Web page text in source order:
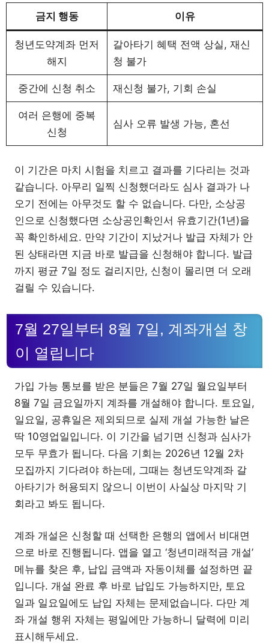
금지 행동 이유
청년도약계좌 먼저
해지
갈아타기 혜택 전액 상실, 재신
청 불가
중간에 신청 취소 재신청 불가, 기회 손실
여러 은행에 중복
신청
심사 오류 발생 가능, 혼선
이 기간은 마치 시험을 치르고 결과를 기다리는 것과
같습니다. 아무리 일찍 신청했더라도 심사 결과가 나
오기 전에는 아무것도 할 수 없습니다. 다만, 소상공
인으로 신청했다면 소상공인확인서 유효기간(1년)을
꼭 확인하세요. 만약 기간이 지났거나 발급 자체가 안
된 상태라면 지금 바로 발급을 신청해야 합니다. 발급
까지 평균 7일 정도 걸리지만, 신청이 몰리면 더 오래
걸릴 수 있습니다.
7월 27일부터 8월 7일, 계좌개설 창
이 열립니다
가입 가능 통보를 받은 분들은 7월 27일 월요일부터
8월 7일 금요일까지 계좌를 개설해야 합니다. 토요일,
일요일, 공휴일은 제외되므로 실제 개설 가능한 날은
딱 10영업일입니다. 이 기간을 넘기면 신청과 심사가
모두 무효가 됩니다. 다음 기회는 2026년 12월 2차
모집까지 기다려야 하는데, 그때는 청년도약계좌 갈
아타기가 허용되지 않으니 이번이 사실상 마지막 기
회라고 봐도 됩니다.
계좌 개설은 신청할 때 선택한 은행의 앱에서 비대면
으로 바로 진행됩니다. 앱을 열고 ‘청년미래적금 개설’
메뉴를 찾은 후, 납입 금액과 자동이체를 설정하면 끝
입니다. 개설 완료 후 바로 납입도 가능하지만, 토요
일과 일요일에도 납입 자체는 문제없습니다. 다만 계
좌 개설 행위 자체는 평일에만 가능하니 달력에 미리
표시해두세요.